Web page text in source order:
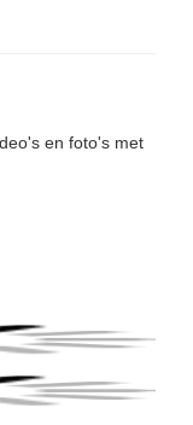
en foto's met